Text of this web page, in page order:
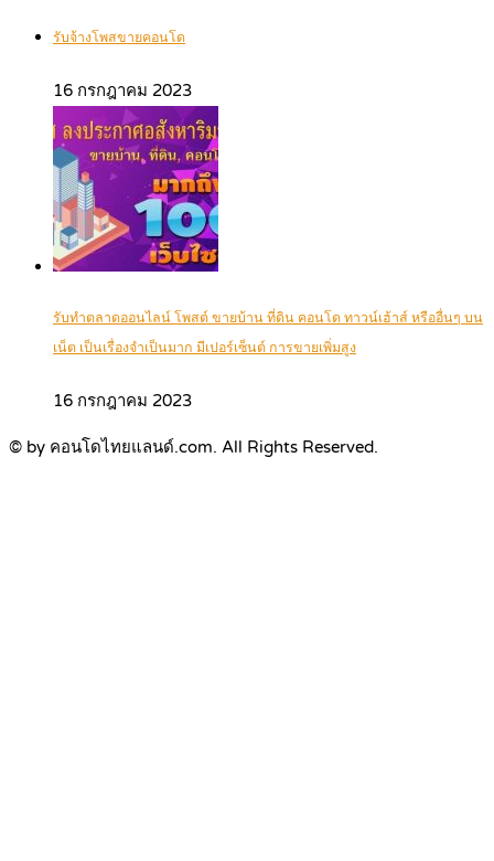
รับจ้างโพสขายคอนโด
16 กรกฎาคม 2023
รับทำตลาดออนไลน์ โพสต์ ขายบ้าน ที่ดิน คอนโด ทาวน์เฮ้าส์ หรืออื่นๆ บน
เน็ต เป็นเรื่องจำเป็นมาก มีเปอร์เซ็นต์ การขายเพิ่มสูง
16 กรกฎาคม 2023
© by คอนโดไทยแลนด์.com. All Rights Reserved.